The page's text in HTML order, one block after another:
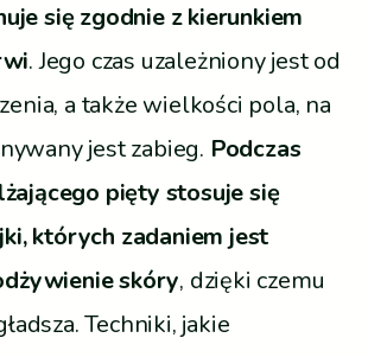
się zgodnie z kierunkiem
. Jego czas uzależniony jest od
a także wielkości pola, na
jest zabieg. Podczas
pięty stosuje się
których zadaniem jest
skóry, dzięki czemu
Techniki, jakie